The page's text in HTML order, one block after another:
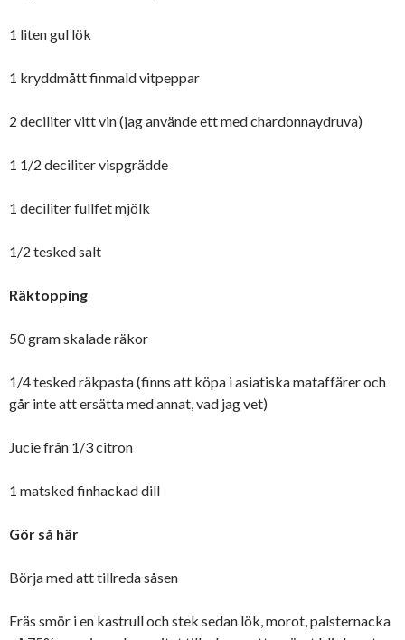
1 liten gul lök
1 kryddmått finmald vitpeppar
2 deciliter vitt vin (jag använde ett med chardonnaydruva)
1 1/2 deciliter vispgrädde
1 deciliter fullfet mjölk
1/2 tesked salt
Räktopping
50 gram skalade räkor
1/4 tesked räkpasta (finns att köpa i asiatiska mataffärer och
går inte att ersätta med annat, vad jag vet)
Jucie från 1/3 citron
1 matsked finhackad dill
Gör så här
Börja med att tillreda såsen
Fräs smör i en kastrull och stek sedan lök, morot, palsternacka